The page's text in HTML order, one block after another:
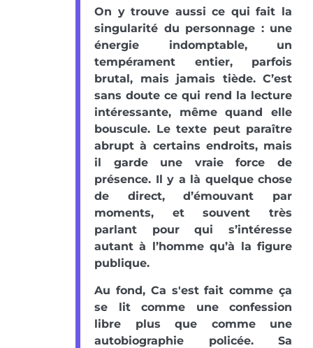
On y trouve aussi ce qui fait la
singularité du personnage : une
énergie indomptable, un
tempérament entier, parfois
brutal, mais jamais tiède. C’est
sans doute ce qui rend la lecture
intéressante, même quand elle
bouscule. Le texte peut paraître
abrupt à certains endroits, mais
il garde une vraie force de
présence. Il y a là quelque chose
de direct, d’émouvant par
moments, et souvent très
parlant pour qui s’intéresse
autant à l’homme qu’à la figure
publique.
Au fond, Ca s'est fait comme ça
se lit comme une confession
libre plus que comme une
autobiographie policée. Sa